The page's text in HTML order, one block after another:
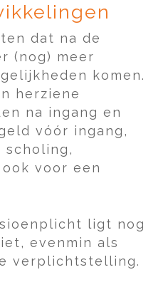
dat na de
(nog) meer
komen.
herziene
na ingang en
vóór ingang,
scholing,
voor een
ligt nog
evenmin als
verplichtstelling.